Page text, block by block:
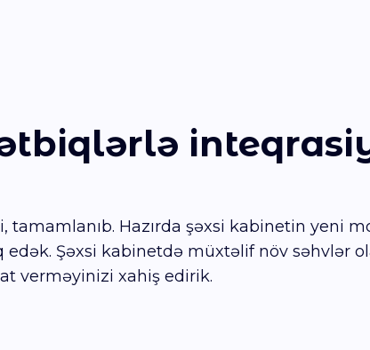
Hazırda şəxsi kabinetin yeni
edək. Şəxsi kabinetdə müxtəlif növ səhvlər
verməyinizi xahiş edirik.